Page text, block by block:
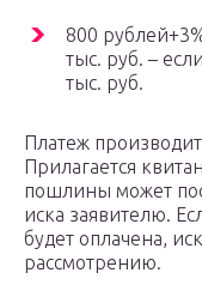
800
тыс. руб. –
тыс. руб.
Платеж
Прилагается
пошлины может
иска заявителю.
будет оплачена,
рассмотрению.